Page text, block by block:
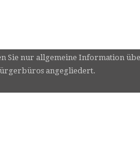
Sie nur allgemeine Information
angegliedert.